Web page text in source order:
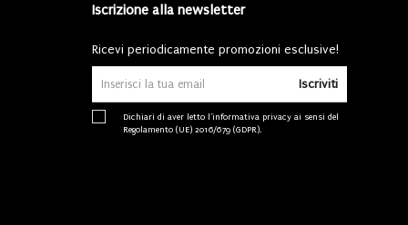
Iscrizione alla newsletter
Ricevi periodicamente promozioni esclusive!
Iscriviti
Dichiari di aver letto l'informativa privacy ai sensi del
Regolamento (UE) 2016/679 (GDPR).